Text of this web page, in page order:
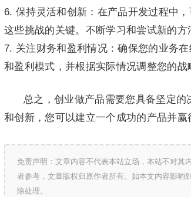
6. 保持灵活和创新：在产品开发过程中
这些挑战的关键。不断学习和尝试新的方
7. 关注财务和盈利情况：确保您的业务
和盈利模式，并根据实际情况调整您的战
总之，创业做产品需要您具备坚定
和创新，您可以建立一个成功的产品并赢
免责声明：文章内容不代表本站立场，本站不对其
者参考，文章版权归原作者所有。如本文内容影响
除处理。